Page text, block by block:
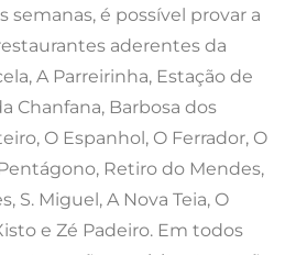
semanas, é possível provar a
aderentes da
A Parreirinha, Estação de
Chanfana, Barbosa dos
O Espanhol, O Ferrador, O
Retiro do Mendes,
S. Miguel, A Nova Teia, O
e Zé Padeiro. Em todos